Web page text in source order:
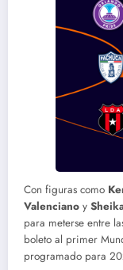
Con figuras como
Valenciano y
para meterse entre
boleto al primer
programado para